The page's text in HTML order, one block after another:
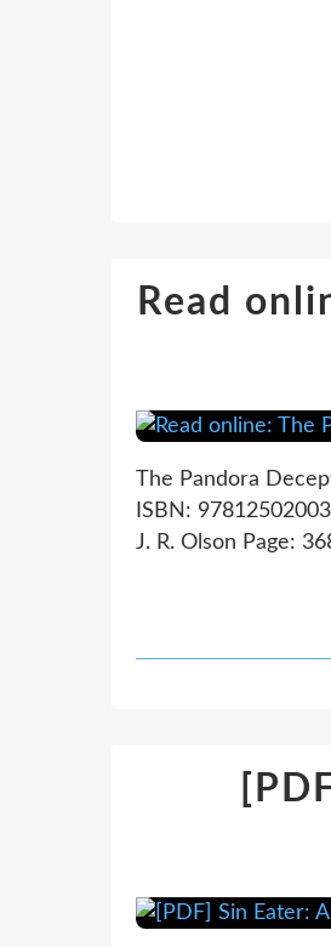
Read
The Pandora
ISBN:
J. R. Olson Page: